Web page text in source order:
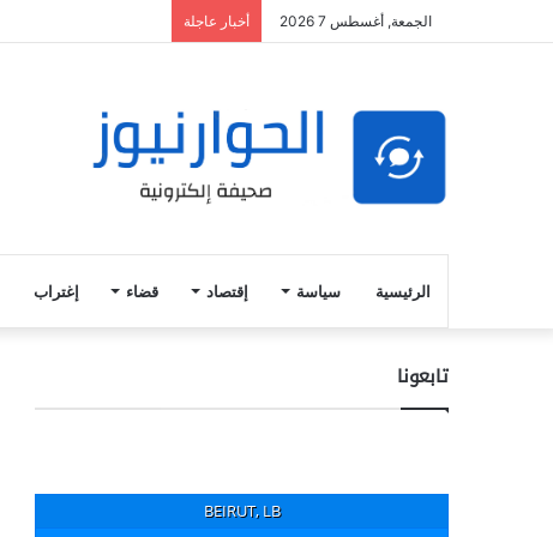
الجمعة, أغسطس 7 2026 أخبار عاجلة
الرئيسية سياسة إقتصاد قضاء إغتراب
تابعونا
BEIRUT, LB